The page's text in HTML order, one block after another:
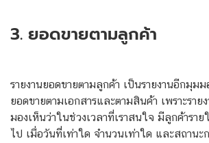
3. ยอดขายตามลูกค้า
รายงานยอดขายตามลูกค้า เป็นรายงานอีกมุม
ยอดขายตามเอกสารและตามสินค้า เพราะราย
มองเห็นว่าในช่วงเวลาที่เราสนใจ มีลูกค้ารา
ไป เมื่อวันที่เท่าใด จำนวนเท่าใด และสถานะก